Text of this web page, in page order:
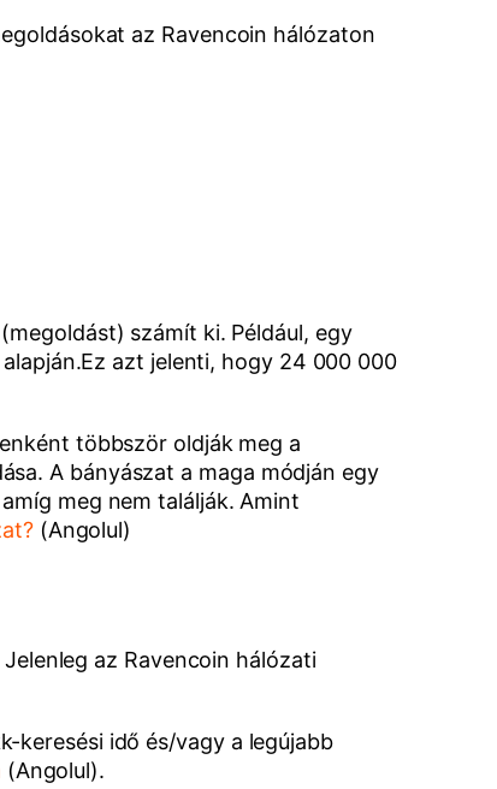
az Ravencoin hálózaton
számít ki. Például, egy
azt jelenti, hogy 24 000 000
többször oldják meg a
A bányászat a maga módján egy
meg nem találják. Amint
(Angolul)
az Ravencoin hálózati
keresési idő és/vagy a legújabb
(Angolul).